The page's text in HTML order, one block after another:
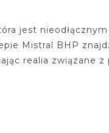
jest
Mistral BHP
realia związane z